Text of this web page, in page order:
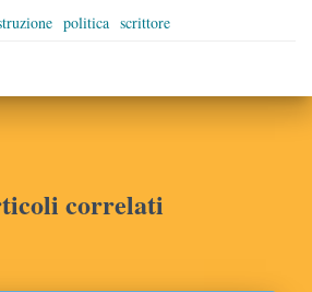
politica scrittore
correlati